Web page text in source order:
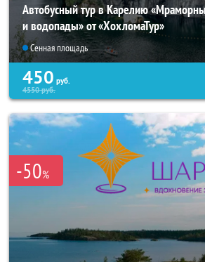
Автобусный тур в Карелию
и водопады» от «ХохломаТур»
Сенная площадь
450 руб.
4550руб.
-50%